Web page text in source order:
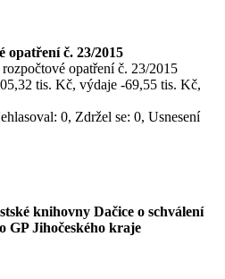
opatření č. 23/2015
opatření č. 23/2015
tis. Kč, výdaje -69,55 tis. Kč,
0, Zdržel se: 0, Usnesení
knihovny Dačice o schválení
GP Jihočeského kraje